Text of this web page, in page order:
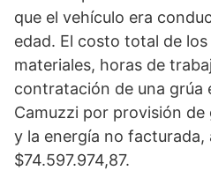
que el vehículo era
edad. El costo total de
materiales, horas de
contratación de una grúa
Camuzzi por provisión de
y la energía no facturada,
$74.597.974,87.